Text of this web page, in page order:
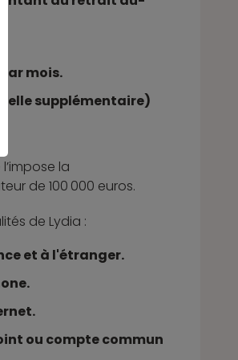
mois.
supplémentaire)
la
de 100 000 euros.
de Lydia :
et à l'étranger.
ou compte commun